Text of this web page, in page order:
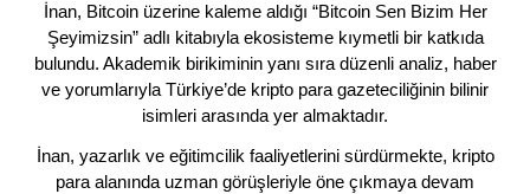
İnan, Bitcoin üzerine kaleme aldığı “Bitcoin Sen Bizim Her
Şeyimizsin” adlı kitabıyla ekosisteme kıymetli bir katkıda
bulundu. Akademik birikiminin yanı sıra düzenli analiz, haber
ve yorumlarıyla Türkiye’de kripto para gazeteciliğinin bilinir
isimleri arasında yer almaktadır.
İnan, yazarlık ve eğitimcilik faaliyetlerini sürdürmekte, kripto
para alanında uzman görüşleriyle öne çıkmaya devam